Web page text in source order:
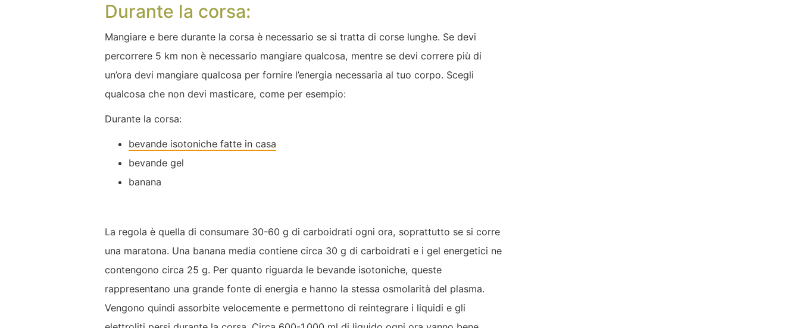
Durante la corsa:
Mangiare e bere durante la corsa è necessario se si tratta di corse lunghe. Se devi
percorrere 5 km non è necessario mangiare qualcosa, mentre se devi correre più di
un’ora devi mangiare qualcosa per fornire l’energia necessaria al tuo corpo. Scegli
qualcosa che non devi masticare, come per esempio:
Durante la corsa:
bevande isotoniche fatte in casa
bevande gel
banana
La regola è quella di consumare 30-60 g di carboidrati ogni ora, soprattutto se si corre
una maratona. Una banana media contiene circa 30 g di carboidrati e i gel energetici ne
contengono circa 25 g. Per quanto riguarda le bevande isotoniche, queste
rappresentano una grande fonte di energia e hanno la stessa osmolarità del plasma.
Vengono quindi assorbite velocemente e permettono di reintegrare i liquidi e gli